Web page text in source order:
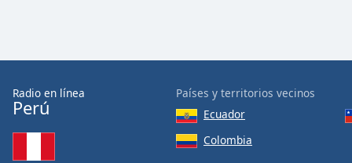
Text
Edge
Radio en línea
Perú
Países y territorios vecinos
Ecuador
Colombia